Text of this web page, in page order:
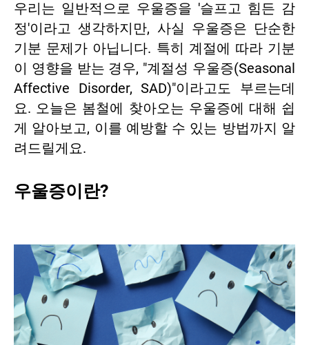
우리는 일반적으로 우울증을 '슬프고 힘든 감
정'이라고 생각하지만, 사실 우울증은 단순한
기분 문제가 아닙니다. 특히 계절에 따라 기분
이 영향을 받는 경우, "계절성 우울증(Seasonal
Affective Disorder, SAD)"이라고도 부르는데
요. 오늘은 봄철에 찾아오는 우울증에 대해 쉽
게 알아보고, 이를 예방할 수 있는 방법까지 알
려드릴게요.
우울증이란?